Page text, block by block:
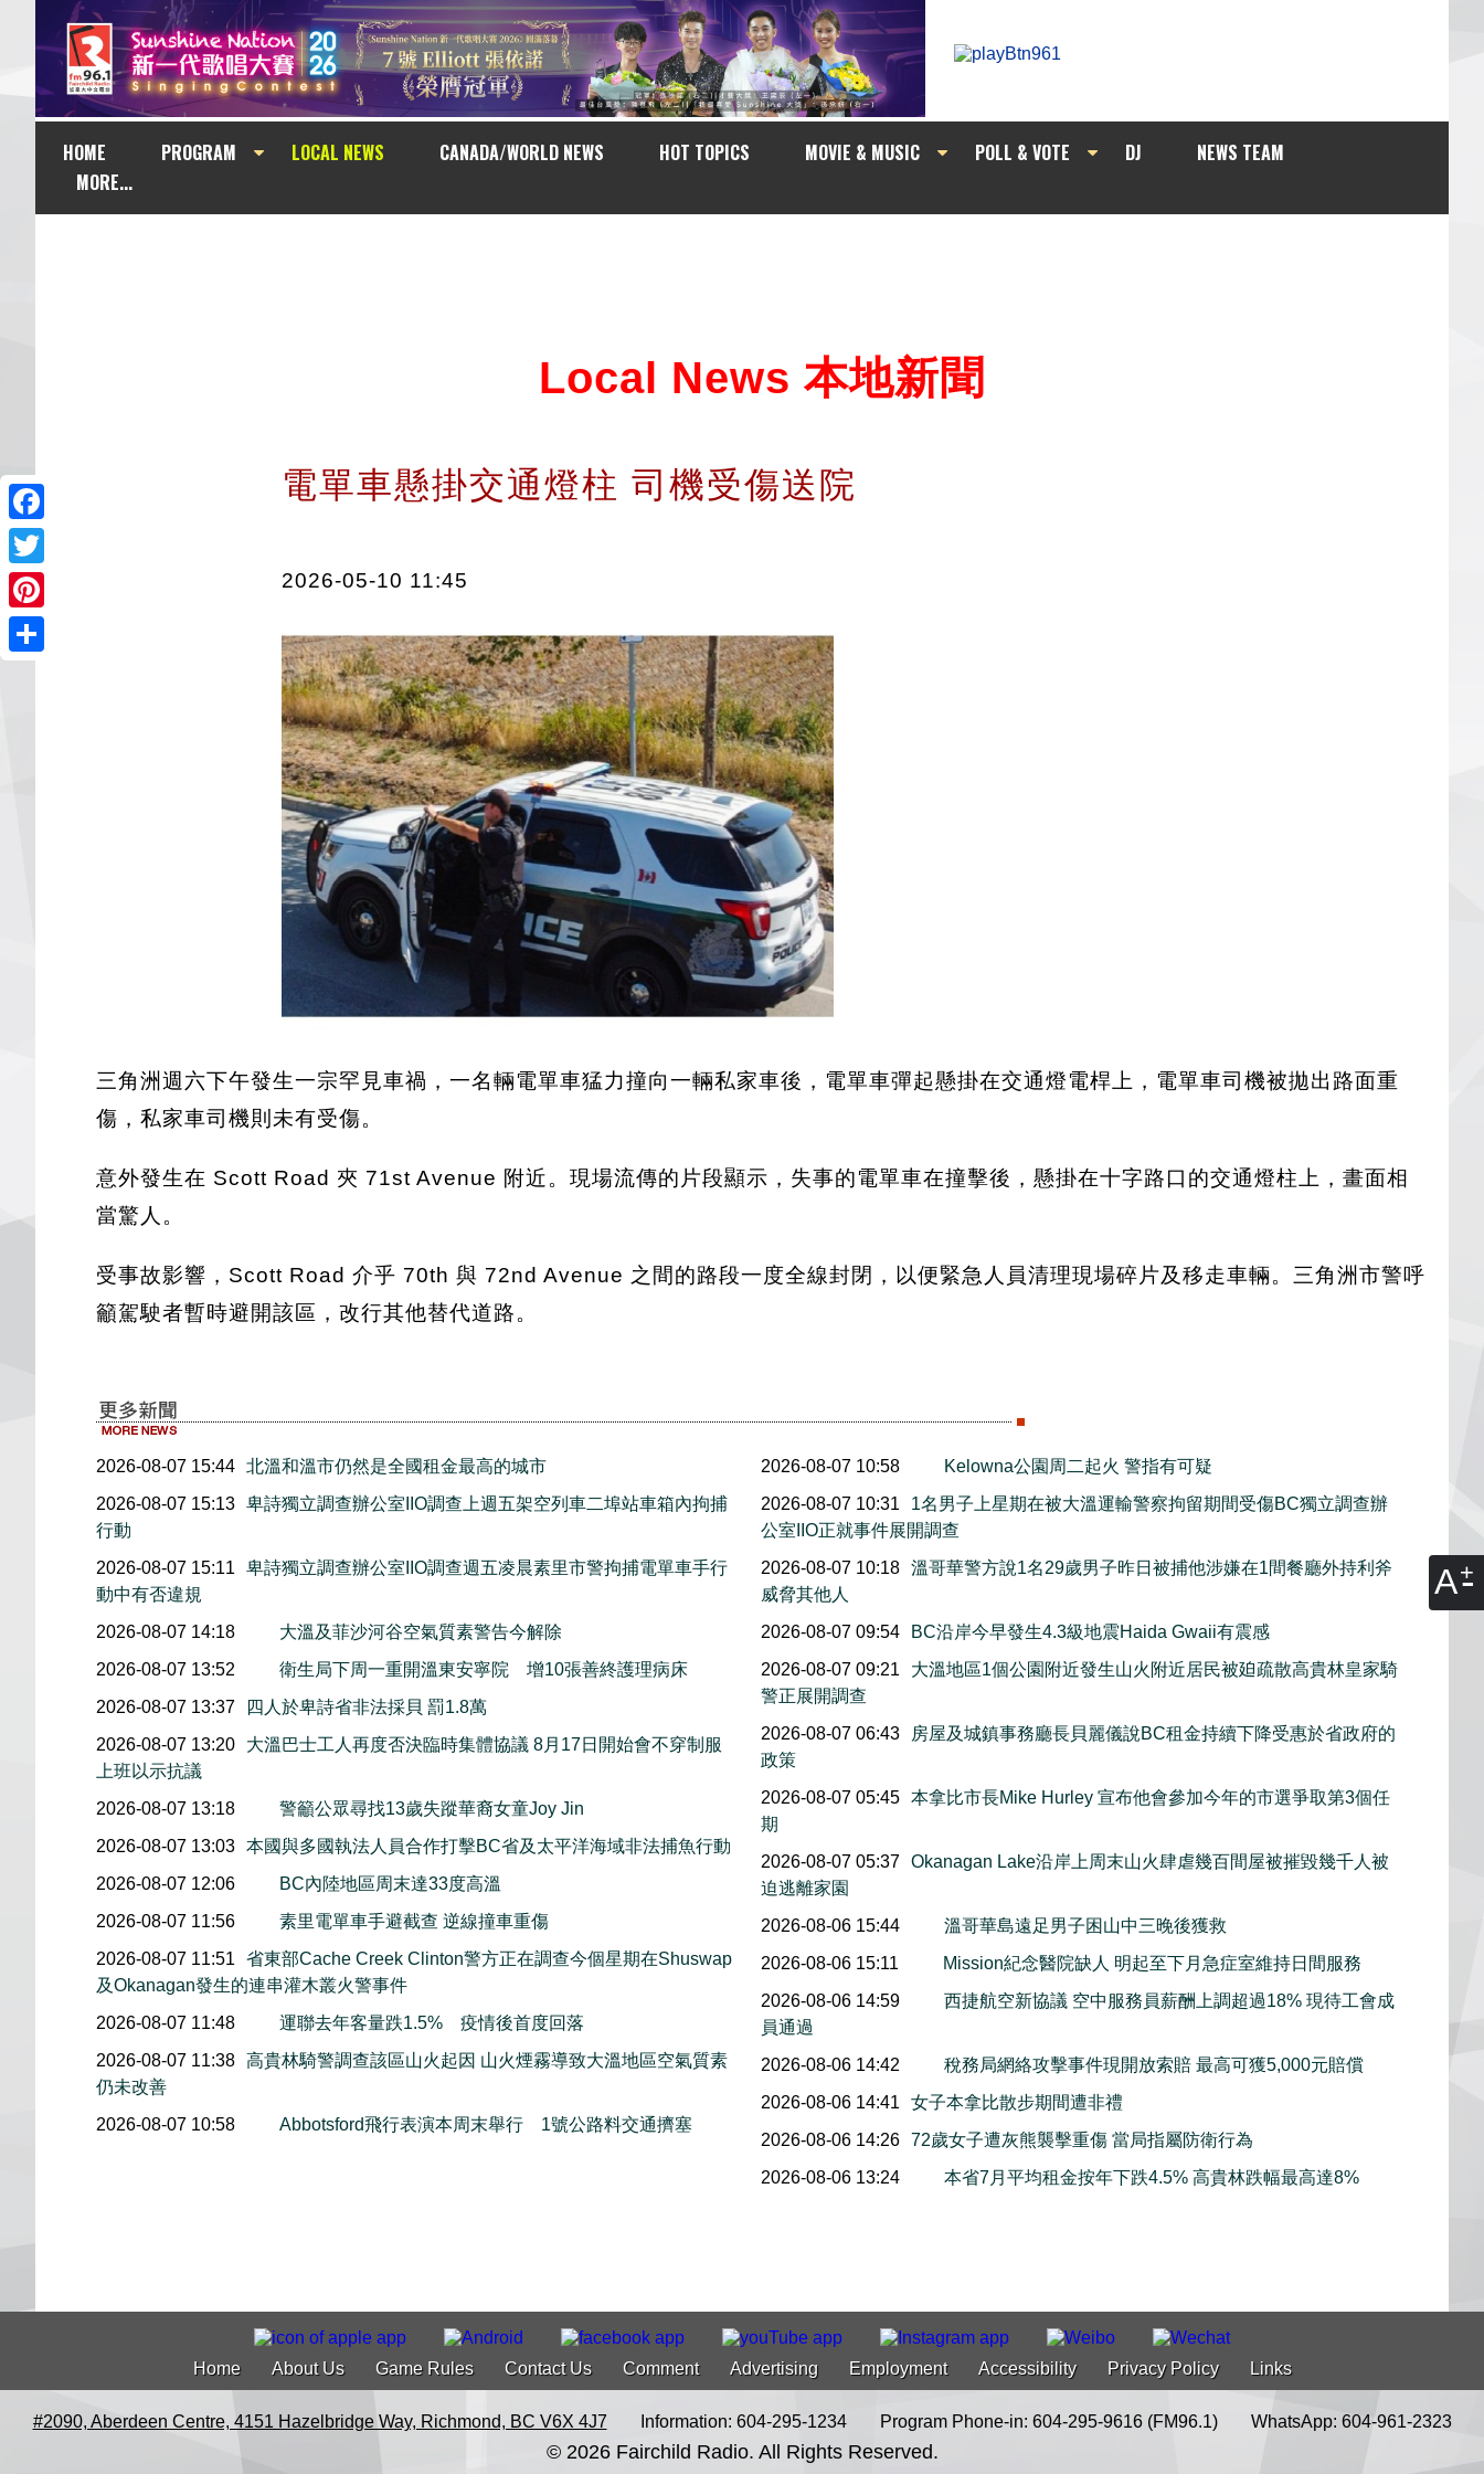
A
HOME PROGRAM LOCAL NEWS CANADA/WORLD NEWS HOT TOPICS MOVIE & MUSIC POLL & VOTE DJ
NEWS TEAM
MORE...
Facebook
Twitter
Pinterest
Local News 本地新聞
電單車懸掛交通燈柱 司機受傷送院
2026-05-10 11:45
三角洲週六下午發生一宗罕見車禍，一名輛電單車猛力撞向一輛私家車後，電單車彈起懸掛在交通燈電桿上，電單車司機被拋出路面重
傷，私家車司機則未有受傷。
意外發生在 Scott Road 夾 71st Avenue 附近。現場流傳的片段顯示，失事的電單車在撞擊後，懸掛在十字路口的交通燈柱上，畫面相
當驚人。
受事故影響，Scott Road 介乎 70th 與 72nd Avenue 之間的路段一度全線封閉，以便緊急人員清理現場碎片及移走車輛。三角洲市警呼
籲駕駛者暫時避開該區，改行其他替代道路。
2026-08-07 15:44 北溫和溫市仍然是全國租金最高的城市
2026-08-07 15:13 卑詩獨立調查辦公室IIO調查上週五架空列車二埠站車箱內拘捕
行動
2026-08-07 15:11
卑詩獨立調查辦公室IIO調查週五凌晨素里市警拘捕電單車手行
動中有否違規
2026-08-07 14:18
大溫及菲沙河谷空氣質素警告今解除
2026-08-07 13:52
衛生局下周一重開溫東安寧院 增10張善終護理病床
2026-08-07 13:37
四人於卑詩省非法採貝 罰1.8萬
2026-08-07 13:20
大溫巴士工人再度否決臨時集體協議 8月17日開始會不穿制服
上班以示抗議
2026-08-07 13:18
警籲公眾尋找13歲失蹤華裔女童Joy Jin
2026-08-07 13:03 本國與多國執法人員合作打擊BC省及太平洋海域非法捕魚行動
2026-08-07 12:06
BC內陸地區周末達33度高溫
2026-08-07 11:56
素里電單車手避截查 逆線撞車重傷
2026-08-07 11:51
省東部Cache Creek Clinton警方正在調查今個星期在Shuswap
及Okanagan發生的連串灌木叢火警事件
2026-08-07 11:48
運聯去年客量跌1.5% 疫情後首度回落
2026-08-07 11:38 高貴林騎警調查該區山火起因 山火煙霧導致大溫地區空氣質素
仍未改善
2026-08-07 10:58
Abbotsford飛行表演本周末舉行 1號公路料交通擠塞
2026-08-07 10:58
Kelowna公園周二起火 警指有可疑
2026-08-07 10:31
1名男子上星期在被大溫運輸警察拘留期間受傷BC獨立調查辦
公室IIO正就事件展開調查
2026-08-07 10:18
溫哥華警方說1名29歲男子昨日被捕他涉嫌在1間餐廳外持利斧
威脅其他人
2026-08-07 09:54
BC沿岸今早發生4.3級地震Haida Gwaii有震感
2026-08-07 09:21
大溫地區1個公園附近發生山火附近居民被廹疏散高貴林皇家騎
警正展開調查
2026-08-07 06:43
房屋及城鎮事務廳長貝麗儀說BC租金持續下降受惠於省政府的
政策
2026-08-07 05:45
本拿比市長Mike Hurley 宣布他會參加今年的市選爭取第3個任
期
2026-08-07 05:37
Okanagan Lake沿岸上周末山火肆虐幾百間屋被摧毀幾千人被
迫逃離家園
2026-08-06 15:44
溫哥華島遠足男子困山中三晚後獲救
2026-08-06 15:11
Mission紀念醫院缺人 明起至下月急症室維持日間服務
2026-08-06 14:59
西捷航空新協議 空中服務員薪酬上調超過18% 現待工會成
員通過
2026-08-06 14:42
稅務局網絡攻擊事件現開放索賠 最高可獲5,000元賠償
2026-08-06 14:41
女子本拿比散步期間遭非禮
2026-08-06 14:26
72歲女子遭灰熊襲擊重傷 當局指屬防衛行為
2026-08-06 13:24
本省7月平均租金按年下跌4.5% 高貴林跌幅最高達8%
Home About Us Game Rules Contact Us Comment Advertising Employment Accessibility Privacy Policy Links
#2090, Aberdeen Centre, 4151 Hazelbridge Way, Richmond, BC V6X 4J7 Information: 604-295-1234 Program Phone-in: 604-295-9616 (FM96.1) WhatsApp: 604-961-2323
© 2026 Fairchild Radio. All Rights Reserved.